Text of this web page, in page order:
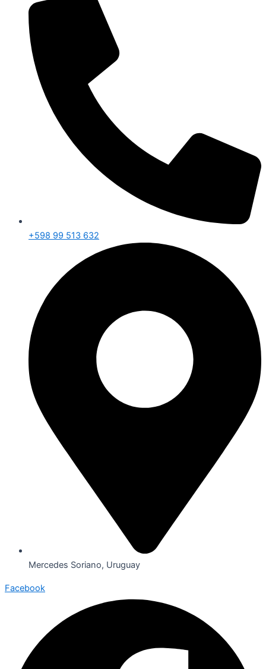
+598 99 513 632
Mercedes Soriano, Uruguay
Facebook